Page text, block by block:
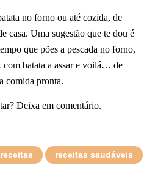
no forno ou até cozida, de
casa. Uma sugestão que te dou é
que pões a pescada no forno,
com batata a assar e voilá… de
comida pronta.
Deixa em comentário.
receitas receitas saudáveis